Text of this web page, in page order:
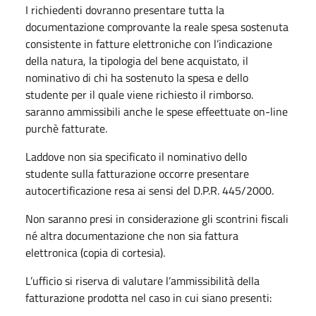
I richiedenti dovranno presentare tutta la
documentazione comprovante la reale spesa sostenuta
consistente in fatture elettroniche con l’indicazione
della natura, la tipologia del bene acquistato, il
nominativo di chi ha sostenuto la spesa e dello
studente per il quale viene richiesto il rimborso.
saranno ammissibili anche le spese effeettuate on-line
purchè fatturate.
Laddove non sia specificato il nominativo dello
studente sulla fatturazione occorre presentare
autocertificazione resa ai sensi del D.P.R. 445/2000.
Non saranno presi in considerazione gli scontrini fiscali
né altra documentazione che non sia fattura
elettronica (copia di cortesia).
L’ufficio si riserva di valutare l’ammissibilità della
fatturazione prodotta nel caso in cui siano presenti: